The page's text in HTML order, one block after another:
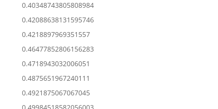
0.40348743805808984
0.42088638131595746
0.4218897969351557
0.46477852806156283
0.4718943032006051
0.4875651967240111
0.4921875067067045